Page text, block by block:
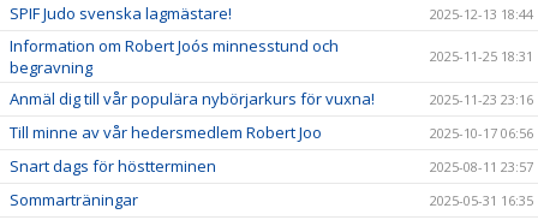
SPIF Judo svenska lagmästare! 2025-12-13 18:44
Information om Robert Joós minnesstund och
begravning
2025-11-25 18:31
Anmäl dig till vår populära nybörjarkurs för vuxna! 2025-11-23 23:16
Till minne av vår hedersmedlem Robert Joo 2025-10-17 06:56
Snart dags för höstterminen 2025-08-11 23:57
Sommarträningar 2025-05-31 16:35